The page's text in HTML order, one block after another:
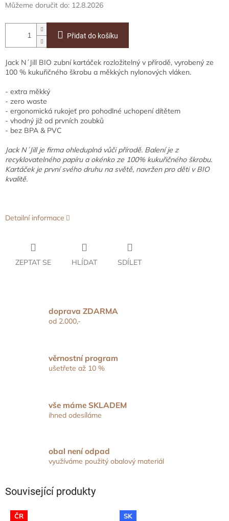
Můžeme doručit do: 12.8.2026
Přidat do košíku
Jack N´Jill BIO zubní kartáček rozložitelný v přírodě, vyrobený ze
100 % kukuřičného škrobu a měkkých nylonových vláken.
- extra měkký
- zero waste
- ergonomická rukojeť pro pohodlné uchopení dítětem
- vhodný již od prvních zoubků
- bez BPA & PVC
Jack N´Jill je firma ohleduplná vůči přírodě. Balení je z
recyklovatelného papíru a okénko ze 100% kukuřičného škrobu.
Kartáček je první svého druhu na světě, navržen pro děti v BIO
kvalitě.
Detailní informace
ZEPTAT SE HLÍDAT SDÍLET
doprava ZDARMA
od 2.000,-
věrnostní program
ušetřete až 10 %
vše máme SKLADEM
ihned odesíláme
obal není odpad
využíváme použitý obalový materiál
Související produkty
ČR SK